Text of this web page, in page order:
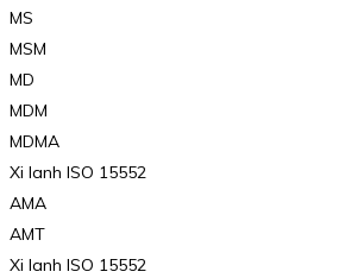
MS
MSM
MD
MDM
MDMA
Xi lanh ISO 15552
AMA
AMT
Xi lanh ISO 15552